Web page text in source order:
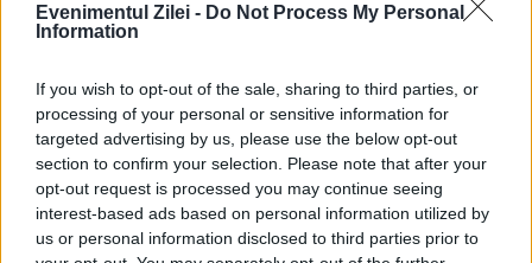
Evenimentul Zilei - Do Not Process My Personal
Information
If you wish to opt-out of the sale, sharing to third parties, or
processing of your personal or sensitive information for
targeted advertising by us, please use the below opt-out
section to confirm your selection. Please note that after your
opt-out request is processed you may continue seeing
interest-based ads based on personal information utilized by
us or personal information disclosed to third parties prior to
Posibilă reluare a discuțiilor SUA-Iran,
în cursul zilei de joi
14 APRILIE 2026
O a doua rundă de discuții față în față între
Iran și Statele Unite este în curs de